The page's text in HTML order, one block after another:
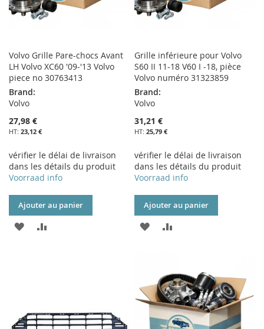
Volvo Grille Pare-chocs Avant
LH Volvo XC60 '09-'13 Volvo
piece no 30763413
Brand:
Volvo
27,98 €
23,12 €
vérifier le délai de livraison
dans les détails du produit
Voorraad info
Ajouter au panier
AJOUTER
Grille inférieure pour Volvo
S60 II 11-18 V60 I -18, pièce
Volvo numéro 31323859
Brand:
Volvo
31,21 €
25,79 €
vérifier le délai de livraison
dans les détails du produit
Voorraad info
Ajouter au panier
AJOUTER
LISTE
D’ENVIE